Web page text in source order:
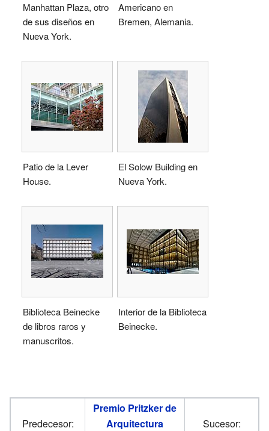
Manhattan Plaza, otro
de sus diseños en
Nueva York.
Americano en
Bremen, Alemania.
Patio de la Lever
House.
El Solow Building en
Nueva York.
Biblioteca Beinecke
de libros raros y
manuscritos.
Interior de la Biblioteca
Beinecke.
Predecesor:
Premio Pritzker de
Arquitectura
Sucesor: